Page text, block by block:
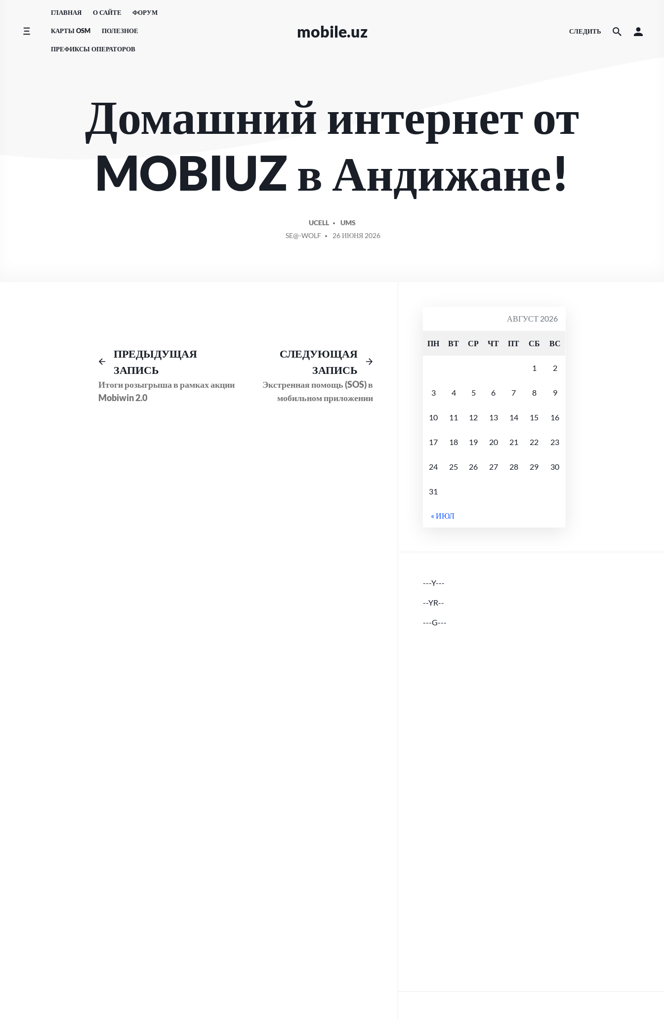
содержимому
ГЛАВНАЯ О САЙТЕ ФОРУМ
КАРТЫ OSM ПОЛЕЗНОЕ
ПРЕФИКСЫ ОПЕРАТОРОВ
mobile.uz СЛЕДИТЬ
Домашний интернет от
MOBIUZ в Андижане!
UCELL
UMS
СООБЩЕНИЕ
SE@-WOLF 26 ИЮНЯ 2026
Навигация
по
записям
ПРЕДЫДУЩАЯ
ЗАПИСЬ
Предыдущий
Итоги розыгрыша в рамках акции
Mobiwin 2.0
СЛЕДУЮЩАЯ
ЗАПИСЬ
Экстренная помощь (SOS) в
мобильном приложении
АВГУСТ 2026
ПН ВТ СР ЧТ ПТ СБ ВС
1 2
3 4 5 6 7 8 9
10 11 12 13 14 15 16
17 18 19 20 21 22 23
24 25 26 27 28 29 30
31
« ИЮЛ
---Y---
--YR--
---G---